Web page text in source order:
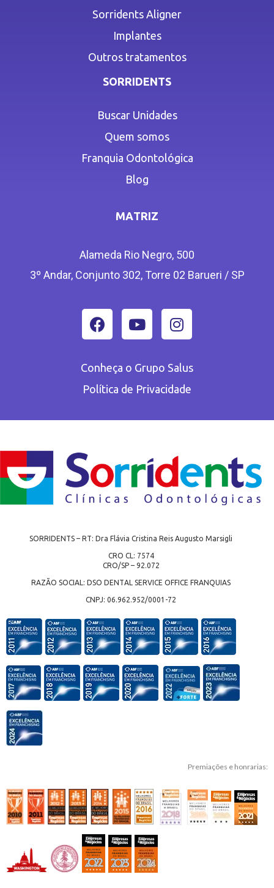
Sorridents Aligner
Implantes
Outros tratamentos
SORRIDENTS
Buscar Unidades
Quem somos
Franquia Odontológica
Blog
MATRIZ
Alameda Rio Negro, 500
3º Andar, Conjunto 302, Torre 02 Barueri / SP
Conheça o Grupo Salus
Política de Privacidade
SORRIDENTS – RT: Dra Flávia Cristina Reis Augusto Marsigli
CRO CL: 7574
CRO/SP – 92.072
RAZÃO SOCIAL: DSO DENTAL SERVICE OFFICE FRANQUIAS
CNPJ: 06.962.952/0001-72
Premiações e honrarias: